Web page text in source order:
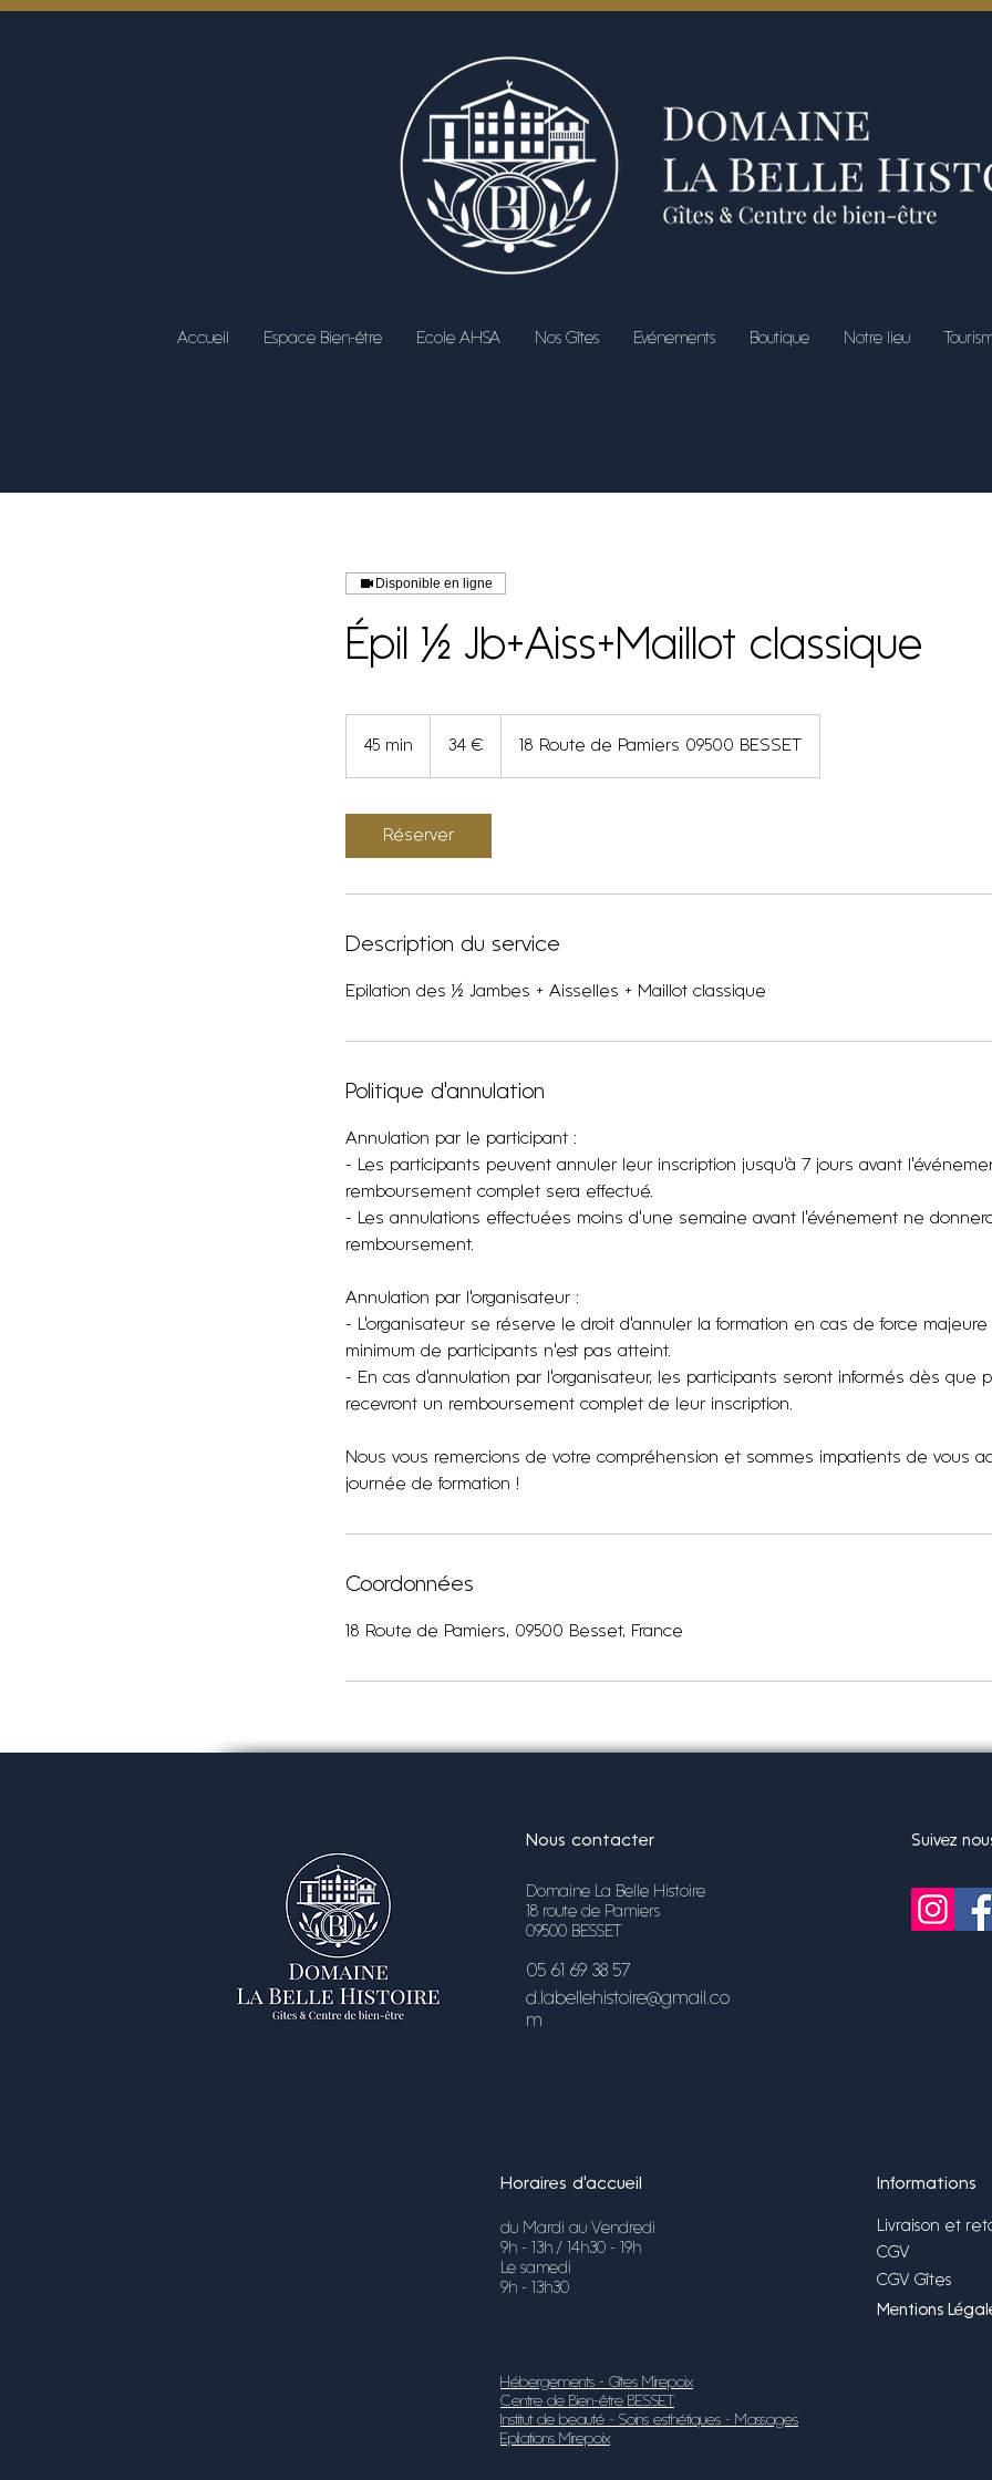
Accueil Espace Bien-être Ecole AHSA Nos Gîtes Evénements Boutique Notre lieu
Disponible en ligne
Épil ½ Jb+Aiss+Maillot classique
45 min 34 € 18 Route de Pamiers 09500 BESSET
Réserver
Description du service
Epilation des ½ Jambes + Aisselles + Maillot classique
Politique d'annulation
Annulation par le participant :
- Les participants peuvent annuler leur inscription jusqu'à 7 jours avant
remboursement complet sera effectué.
- Les annulations effectuées moins d'une semaine avant l'événement ne
remboursement.
Annulation par l'organisateur :
- L'organisateur se réserve le droit d'annuler la formation en cas de force
minimum de participants n'est pas atteint.
- En cas d'annulation par l'organisateur, les participants seront informés dès que
recevront un remboursement complet de leur inscription.
Nous vous remercions de votre compréhension et sommes impatients de vous
journée de formation !
Coordonnées
18 Route de Pamiers, 09500 Besset, France
Nous contacter
Domaine La Belle Histoire
18 route de Pamiers
09500 BESSET
05 61 69 38 57
d.labellehistoire@gmail.co
m
Suivez
Horaires d'accueil
du Mardi au Vendredi
9h - 13h / 14h30 - 19h
Le samedi
9h - 13h30
Informations
Livraison et
CGV
CGV Gîtes
Mentions
Hébergements - Gîtes Mirepoix
Centre de Bien-être BESSET
Institut de beauté - Soins esthétiques - Massages
Epilations Mirepoix